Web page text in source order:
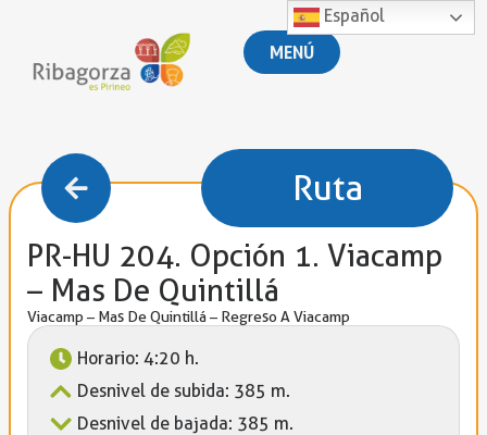
MENÚ
Ruta
PR-HU 204. Opción 1. Viacamp
– Mas De Quintillá
Viacamp – Mas De Quintillá – Regreso A Viacamp
Horario: 4:20 h.
Desnivel de subida: 385 m.
Desnivel de bajada: 385 m.
Español